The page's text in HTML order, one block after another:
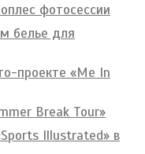
фотосессии
белье для
проекте «Me In
Break Tour»
Illustrated» в